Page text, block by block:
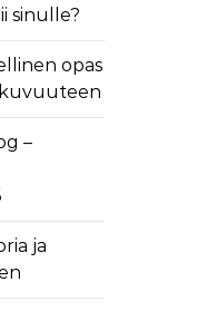
sinulle?
opas
–
ja